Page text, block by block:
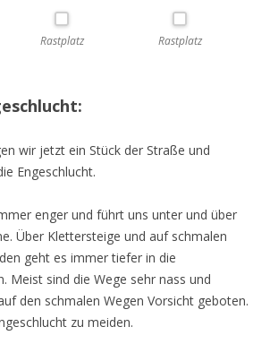
Rastplatz Rastplatz
wir jetzt ein Stück der Straße und
Engeschlucht.
enger und führt uns unter und über
Über Klettersteige und auf schmalen
geht es immer tiefer in die
Meist sind die Wege sehr nass und
den schmalen Wegen Vorsicht geboten.
zu meiden.